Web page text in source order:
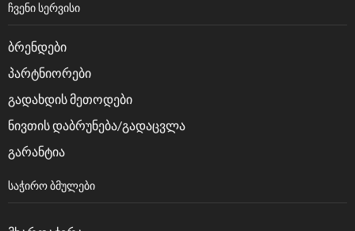
ᲩᲕᲔᲜᲘ ᲡᲔᲠᲕᲘᲡᲘ
ბრენდები
პარტნიორები
გადახდის მეთოდები
ნივთის დაბრუნება/გადაცვლა
გარანტია
ᲡᲐᲭᲘᲠᲝ ᲑᲛᲣᲚᲔᲑᲘ